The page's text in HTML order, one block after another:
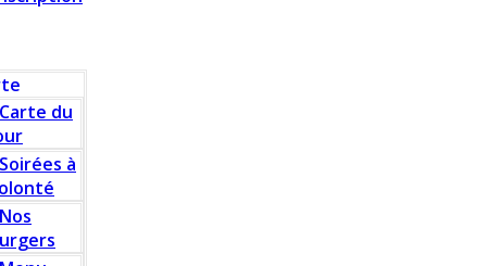
Carte du
Soirées à
Nos